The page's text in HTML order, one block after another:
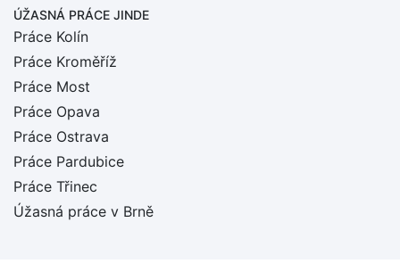
ÚŽASNÁ PRÁCE JINDE
Práce Kolín
Práce Kroměříž
Práce Most
Práce Opava
Práce Ostrava
Práce Pardubice
Práce Třinec
Úžasná práce v Brně